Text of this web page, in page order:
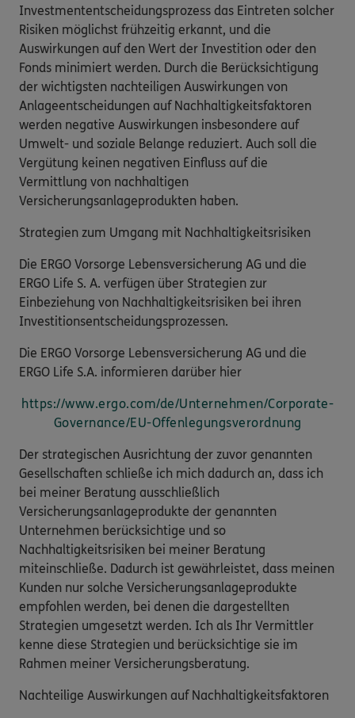
Investmententscheidungsprozess das Eintreten solcher
Risiken möglichst frühzeitig erkannt, und die
Auswirkungen auf den Wert der Investition oder den
Fonds minimiert werden. Durch die Berücksichtigung
der wichtigsten nachteiligen Auswirkungen von
Anlageentscheidungen auf Nachhaltigkeitsfaktoren
werden negative Auswirkungen insbesondere auf
Umwelt- und soziale Belange reduziert. Auch soll die
Vergütung keinen negativen Einfluss auf die
Vermittlung von nachhaltigen
Versicherungsanlageprodukten haben.
Strategien zum Umgang mit Nachhaltigkeitsrisiken
Die ERGO Vorsorge Lebensversicherung AG und die
ERGO Life S. A. verfügen über Strategien zur
Einbeziehung von Nachhaltigkeitsrisiken bei ihren
Investitionsentscheidungsprozessen.
Die ERGO Vorsorge Lebensversicherung AG und die
ERGO Life S.A. informieren darüber hier
https://www.ergo.com/de/Unternehmen/Corporate-
Governance/EU-Offenlegungsverordnung
Der strategischen Ausrichtung der zuvor genannten
Gesellschaften schließe ich mich dadurch an, dass ich
bei meiner Beratung ausschließlich
Versicherungsanlageprodukte der genannten
Unternehmen berücksichtige und so
Nachhaltigkeitsrisiken bei meiner Beratung
miteinschließe. Dadurch ist gewährleistet, dass meinen
Kunden nur solche Versicherungsanlageprodukte
empfohlen werden, bei denen die dargestellten
Strategien umgesetzt werden. Ich als Ihr Vermittler
kenne diese Strategien und berücksichtige sie im
Rahmen meiner Versicherungsberatung.
Nachteilige Auswirkungen auf Nachhaltigkeitsfaktoren